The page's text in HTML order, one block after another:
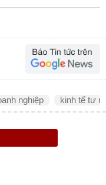
nghiệp kinh tế tư